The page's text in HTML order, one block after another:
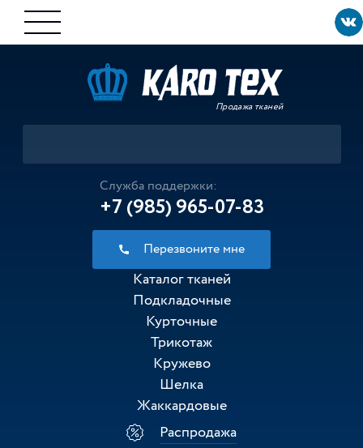
Продажа тканей
Служба поддержки:
+7 (985) 965-07-83
Перезвоните мне
Каталог тканей
Подкладочные
Курточные
Трикотаж
Кружево
Шелка
Жаккардовые
Распродажа